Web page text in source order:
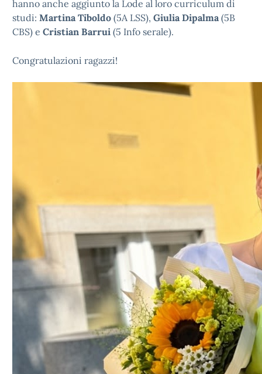
hanno anche aggiunto la Lode al loro curriculum di
studi: Martina Tiboldo (5A LSS), Giulia Dipalma(5B
CBS) e Cristian Barrui (5 Info serale).
Congratulazioni ragazzi!